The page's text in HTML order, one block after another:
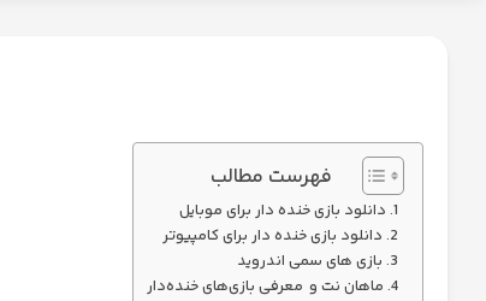
فهرست مطالب
دانلود بازی خنده دار برای موبایل
دانلود بازی خنده دار برای کامپیوتر
بازی های سمی اندروید
ماهان نت و معرفی بازی‌های خنده‌دار